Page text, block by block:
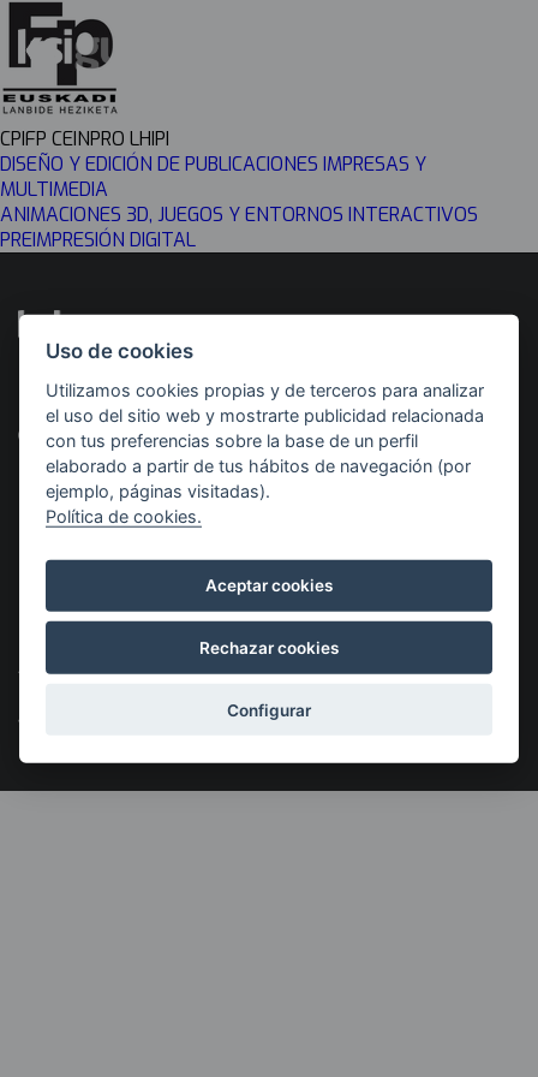
CPIFP CEINPRO LHIPI
DISEÑO Y EDICIÓN DE PUBLICACIONES IMPRESAS Y
MULTIMEDIA
ANIMACIONES 3D, JUEGOS Y ENTORNOS INTERACTIVOS
PREIMPRESIÓN DIGITAL
Desarrollado por Con el apoyo de
©2026 KSIGUNE. Todos los derechos reservados
Aviso Legal
Uso de cookies
Utilizamos cookies propias y de terceros para analizar
el uso del sitio web y mostrarte publicidad relacionada
con tus preferencias sobre la base de un perfil
elaborado a partir de tus hábitos de navegación (por
ejemplo, páginas visitadas).
Política de cookies.
Aceptar cookies
Rechazar cookies
Configurar